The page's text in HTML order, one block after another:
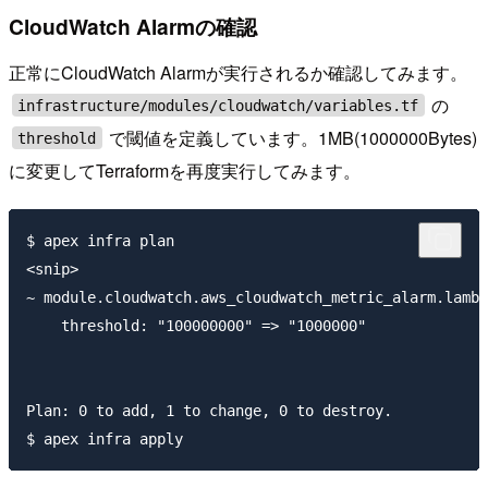
CloudWatch Alarmの確認
正常にCloudWatch Alarmが実行されるか確認してみます。
infrastructure/modules/cloudwatch/variables.tf の
threshold
で閾値を定義しています。1MB(1000000Bytes)
に変更してTerraformを再度実行してみます。
$ apex infra plan
<snip>
~
    threshold: "100000000" => "1000000"
Plan: 0 to add, 1 to change, 0 to destroy.